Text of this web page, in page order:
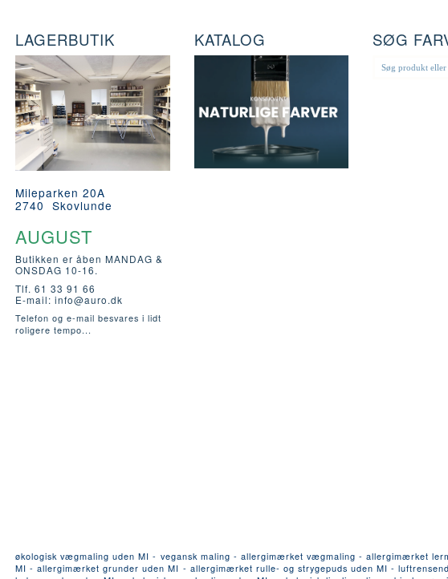
LAGERBUTIK
Mileparken 20A
2740 Skovlunde
AUGUST
Butikken er åben MANDAG &
ONSDAG 10-16.
Tlf. 61 33 91 66
E-mail: info@auro.dk
Telefon og e-mail besvares i lidt
roligere tempo...
KATALOG SØG
økologisk vægmaling uden MI - vegansk maling - allergimærket vægmaling - allergimærket
MI - allergimærket grunder uden MI - allergimærket rulle- og strygepuds uden MI -